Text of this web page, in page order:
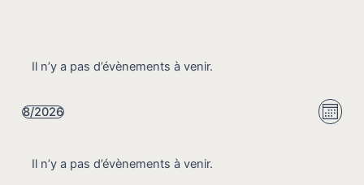
Il n’y a pas d’évènements à venir.
de
Mois
8/2026
date.
Il n’y a pas d’évènements à venir.